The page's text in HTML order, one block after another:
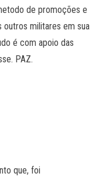
de promoções e
outros militares em sua
é com apoio das
PAZ.
que, foi